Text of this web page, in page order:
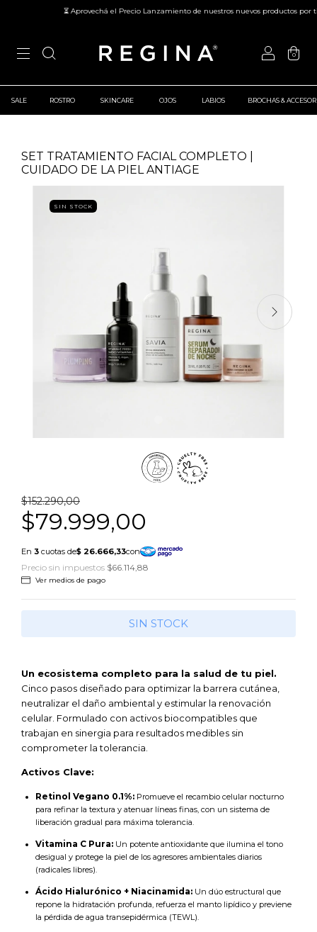
⏳ Aprovechá el Precio Lanzamiento de nuestros nuevos productos por
0
SALE ROSTRO SKINCARE OJOS LABIOS BROCHAS &
SET TRATAMIENTO FACIAL COMPLETO |
CUIDADO DE LA PIEL ANTIAGE
SIN STOCK
$152.290,00
$79.999,00
Precio sin impuestos $66.114,88
Ver medios de pago
Un ecosistema completo para la salud de tu piel.
Cinco pasos diseñado para optimizar la barrera cutánea,
neutralizar el daño ambiental y estimular la renovación
celular. Formulado con activos biocompatibles que
trabajan en sinergia para resultados medibles sin
comprometer la tolerancia.
Activos Clave:
Retinol Vegano 0.1%: Promueve el recambio celular nocturno
para refinar la textura y atenuar líneas finas, con un sistema de
liberación gradual para máxima tolerancia.
Vitamina C Pura: Un potente antioxidante que ilumina el tono
desigual y protege la piel de los agresores ambientales diarios
(radicales libres).
Ácido Hialurónico + Niacinamida: Un dúo estructural que
repone la hidratación profunda, refuerza el manto lipídico y previene
la pérdida de agua transepidérmica (TEWL).